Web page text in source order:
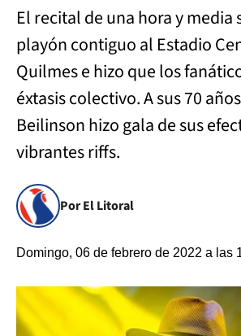
El recital de una hora y media
playón contiguo al Estadio
Quilmes e hizo que los
éxtasis colectivo. A sus 70
Beilinson hizo gala de sus
vibrantes riffs.
Por El Litoral
Domingo, 06 de febrero de 2022 a las